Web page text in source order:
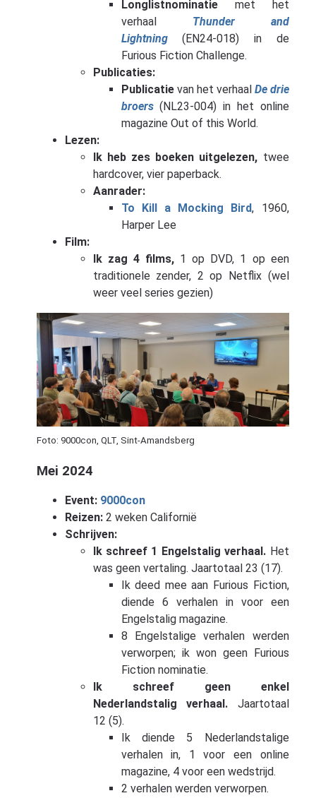
Longlistnominatiemet het
verhaal Thunder and
Lightning(EN24-018) in de
Furious Fiction Challenge.
Publicaties:
Publicatievan het verhaal De drie
broers(NL23-004) in het online
magazine Out of this World.
Lezen:
Ik heb zes boeken uitgelezen, twee
hardcover, vier paperback.
Aanrader:
To Kill a Mocking Bird, 1960,
Harper Lee
Film:
Ik zag 4 films,1 op DVD, 1 op een
traditionele zender, 2 op Netflix (wel
weer veel series gezien)
Foto: 9000con, QLT, Sint-Amandsberg
Mei 2024
Event: 9000con
Reizen:2 weken Californië
Schrijven:
Ik schreef 1 Engelstalig verhaal. Het
was geen vertaling. Jaartotaal 23 (17).
Ik deed mee aan Furious Fiction,
diende 6 verhalen in voor een
Engelstalig magazine.
8 Engelstalige verhalen werden
verworpen; ik won geen Furious
Fiction nominatie.
Ik schreef geen enkel
Nederlandstalig verhaal. Jaartotaal
12 (5).
Ik diende 5 Nederlandstalige
verhalen in, 1 voor een online
magazine, 4 voor een wedstrijd.
2 verhalen werden verworpen.